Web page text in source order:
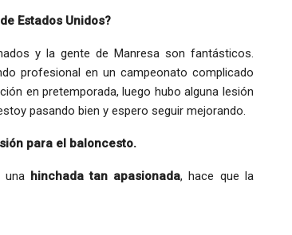
Estados Unidos?
y la gente de Manresa son fantásticos.
profesional en un campeonato complicado
en pretemporada, luego hubo alguna lesión
pasando bien y espero seguir mejorando.
para el baloncesto.
una hinchada tan apasionada, hace que la